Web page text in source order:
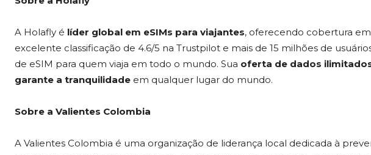
A Holafly é líder global em eSIMs para viajantes, oferecendo cobertura
excelente classificação de 4.6/5 na Trustpilot e mais de 15 milhões de
de eSIM para quem viaja em todo o mundo. Sua oferta de dados
garante a tranquilidade em qualquer lugar do mundo.
Sobre a Valientes Colombia
A Valientes Colombia é uma organização de liderança local dedicada à